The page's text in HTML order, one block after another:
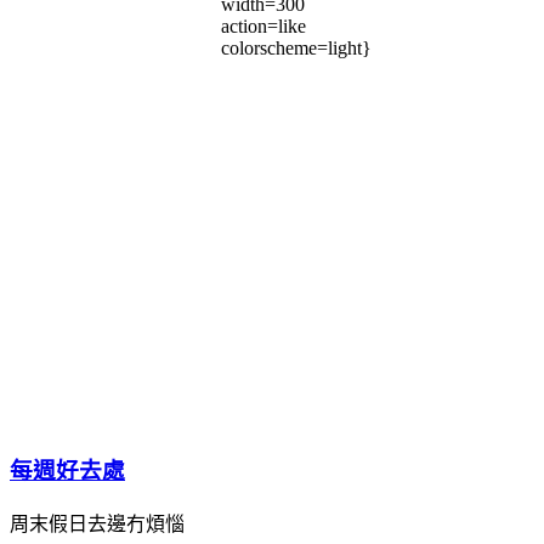
width=300
action=like
colorscheme=light}
每週好去處
周末假日去邊冇煩惱